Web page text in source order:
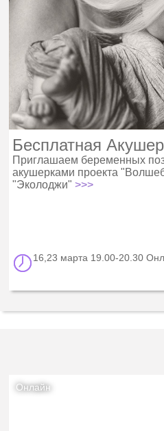
Бесплатная
Приглашаем беременных
акушерками проекта
"Эколоджи" >>>
16,23 марта 19.00-20.30
Онлайн